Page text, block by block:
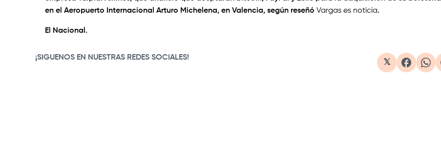
en el Aeropuerto Internacional Arturo Michelena, en Valencia, según reseñó Vargas es noticia.
El Nacional.
¡SIGUENOS EN NUESTRAS REDES SOCIALES!
𝕏